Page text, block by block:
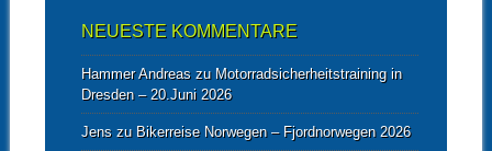
NEUESTE KOMMENTARE
Hammer Andreaszu Motorradsicherheitstraining in
Dresden – 20.Juni 2026
Jenszu Bikerreise Norwegen – Fjordnorwegen 2026